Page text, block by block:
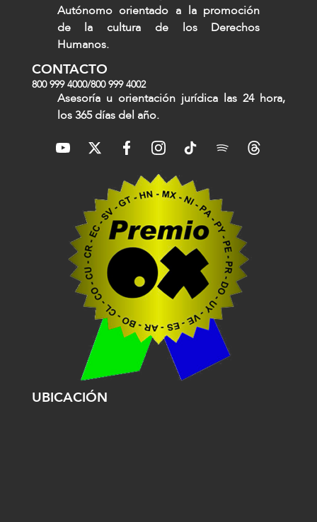
Autónomo orientado a la promoción
de la cultura de los Derechos
Humanos.
CONTACTO
800 999 4000/800 999 4002
Asesoría u orientación jurídica las 24 hora,
los 365 días del año.
UBICACIÓN